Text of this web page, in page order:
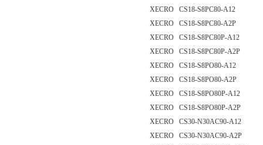
XECRO CS18-S8PC80-A12
XECRO CS18-S8PC80-A2P
XECRO CS18-S8PC80P-A12
XECRO CS18-S8PC80P-A2P
XECRO CS18-S8PO80-A12
XECRO CS18-S8PO80-A2P
XECRO CS18-S8PO80P-A12
XECRO CS18-S8PO80P-A2P
XECRO CS30-N30AC90-A12
XECRO CS30-N30AC90-A2P